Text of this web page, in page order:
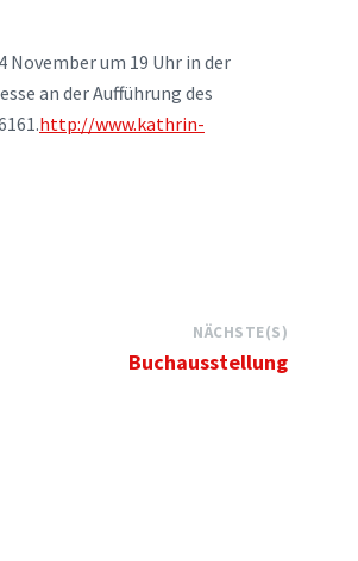
um 19 Uhr in der
an der Aufführung des
http://www.kathrin-
NÄCHSTE(S)
Buchausstellung